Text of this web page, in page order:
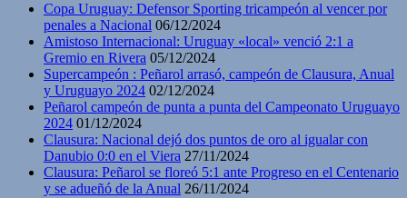
Copa Uruguay: Defensor Sporting tricampeón al vencer por
penales a Nacional 06/12/2024
Amistoso Internacional: Uruguay «local» venció 2:1 a
Gremio en Rivera 05/12/2024
Supercampeón : Peñarol arrasó, campeón de Clausura, Anual
y Uruguayo 2024 02/12/2024
Peñarol campeón de punta a punta del Campeonato Uruguayo
2024 01/12/2024
Clausura: Nacional dejó dos puntos de oro al igualar con
Danubio 0:0 en el Viera 27/11/2024
Clausura: Peñarol se floreó 5:1 ante Progreso en el Centenario
y se adueñó de la Anual 26/11/2024